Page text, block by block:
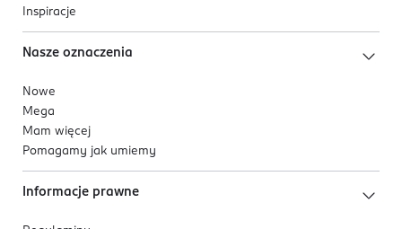
Inspiracje
Nasze oznaczenia
Nowe
Mega
Mam więcej
Pomagamy jak umiemy
Informacje prawne